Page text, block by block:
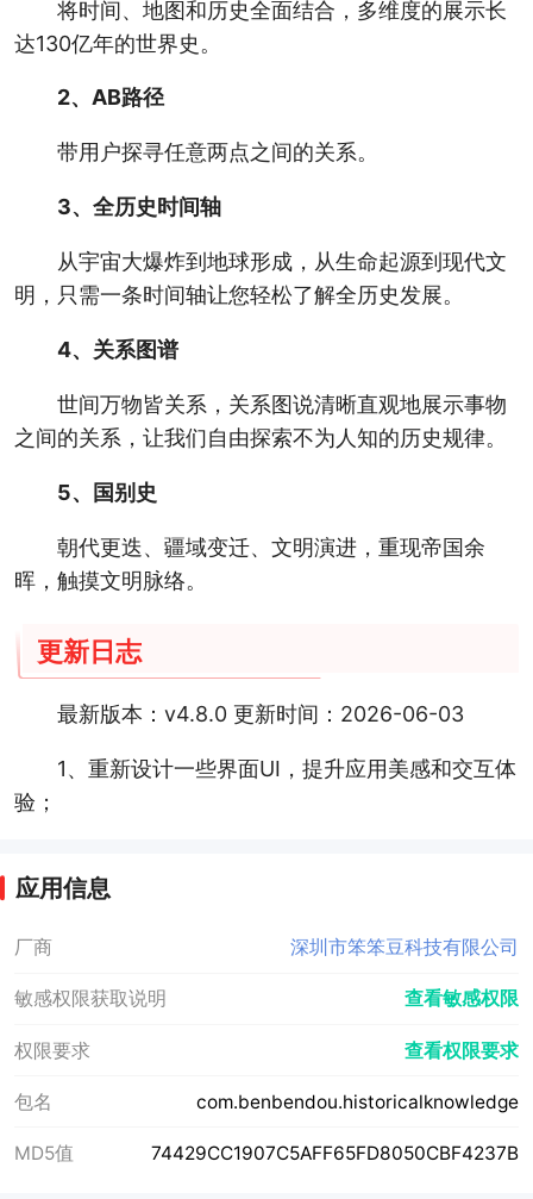
将时间、地图和历史全面结合，多维度的展示长
达130亿年的世界史。
2、AB路径
带用户探寻任意两点之间的关系。
3、全历史时间轴
从宇宙大爆炸到地球形成，从生命起源到现代文
明，只需一条时间轴让您轻松了解全历史发展。
4、关系图谱
世间万物皆关系，关系图说清晰直观地展示事物
之间的关系，让我们自由探索不为人知的历史规律。
5、国别史
朝代更迭、疆域变迁、文明演进，重现帝国余
晖，触摸文明脉络。
更新日志
最新版本：v4.8.0 更新时间：2026-06-03
1、重新设计一些界面UI，提升应用美感和交互体
验；
应用信息
厂商 深圳市笨笨豆科技有限公司
敏感权限获取说明 查看敏感权限
权限要求 查看权限要求
包名 com.benbendou.historicalknowledge
MD5值 74429CC1907C5AFF65FD8050CBF4237B